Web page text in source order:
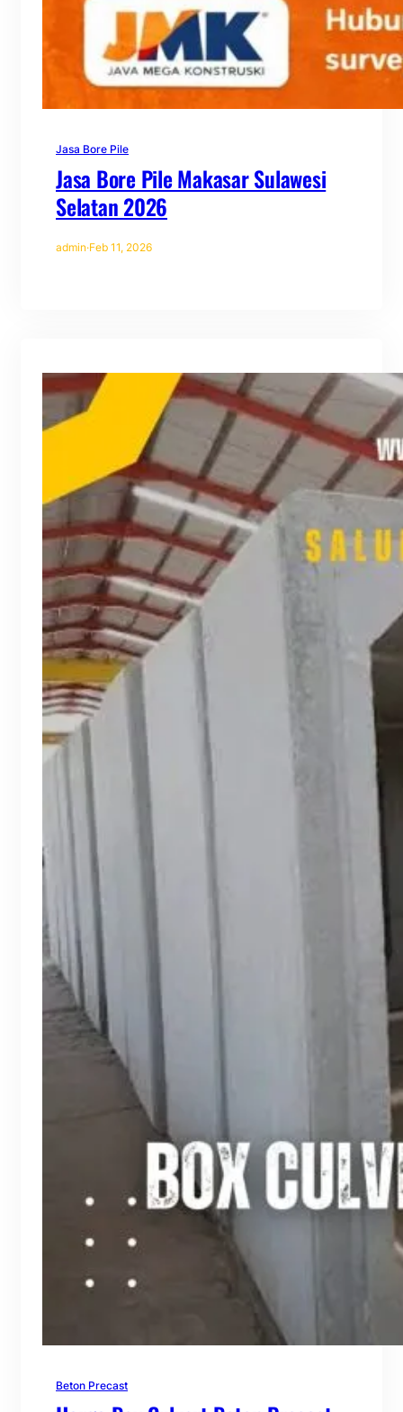
Jasa Bore Pile
Jasa Bore Pile Makasar Sulawesi
Selatan 2026
admin·Feb 11, 2026
Beton Precast